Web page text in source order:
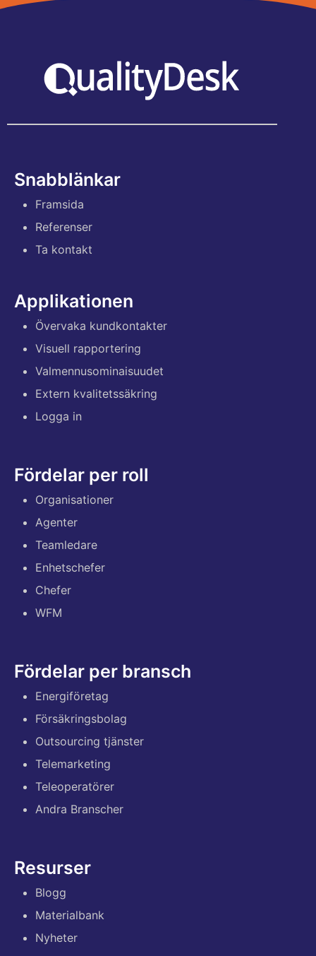
Snabblänkar
Framsida
Referenser
Ta kontakt
Applikationen
Övervaka kundkontakter
Visuell rapportering
Valmennusominaisuudet
Extern kvalitetssäkring
Logga in
Fördelar per roll
Organisationer
Agenter
Teamledare
Enhetschefer
Chefer
WFM
Fördelar per bransch
Energiföretag
Försäkringsbolag
Outsourcing tjänster
Telemarketing
Teleoperatörer
Andra Branscher
Resurser
Blogg
Materialbank
Nyheter